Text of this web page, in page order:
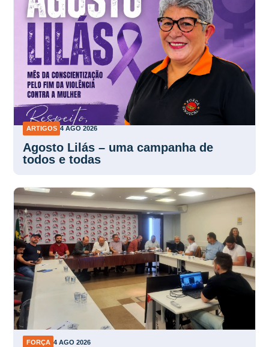
ARTIGOS 4 AGO 2026
Agosto Lilás – uma campanha de
todos e todas
FORÇA 4 AGO 2026